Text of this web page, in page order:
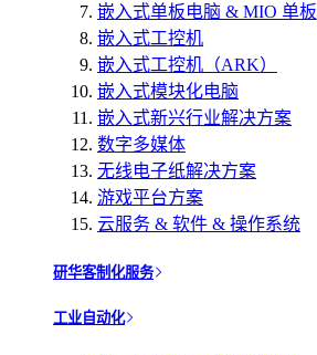
嵌入式单板电脑 & MIO 单板
嵌入式工控机
嵌入式工控机（ARK）
嵌入式模块化电脑
嵌入式新兴行业解决方案
数字多媒体
无线电子纸解决方案
游戏平台方案
云服务 & 软件 & 操作系统
研华客制化服务
工业自动化